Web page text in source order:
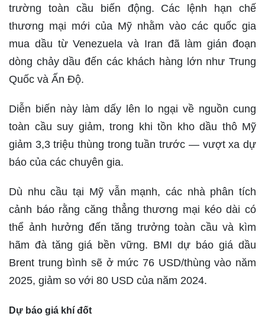
trường toàn cầu biến động. Các lệnh hạn chế
thương mại mới của Mỹ nhằm vào các quốc gia
mua dầu từ Venezuela và Iran đã làm gián đoạn
dòng chảy dầu đến các khách hàng lớn như Trung
Quốc và Ấn Độ.
Diễn biến này làm dấy lên lo ngại về nguồn cung
toàn cầu suy giảm, trong khi tồn kho dầu thô Mỹ
giảm 3,3 triệu thùng trong tuần trước — vượt xa dự
báo của các chuyên gia.
Dù nhu cầu tại Mỹ vẫn mạnh, các nhà phân tích
cảnh báo rằng căng thẳng thương mại kéo dài có
thể ảnh hưởng đến tăng trưởng toàn cầu và kìm
hãm đà tăng giá bền vững. BMI dự báo giá dầu
Brent trung bình sẽ ở mức 76 USD/thùng vào năm
2025, giảm so với 80 USD của năm 2024.
Dự báo giá khí đốt